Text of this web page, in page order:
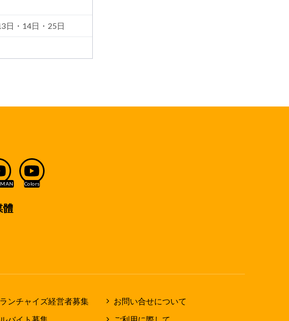
日・14日・25日
體
ンチャイズ経営者募集
お問い合せについて